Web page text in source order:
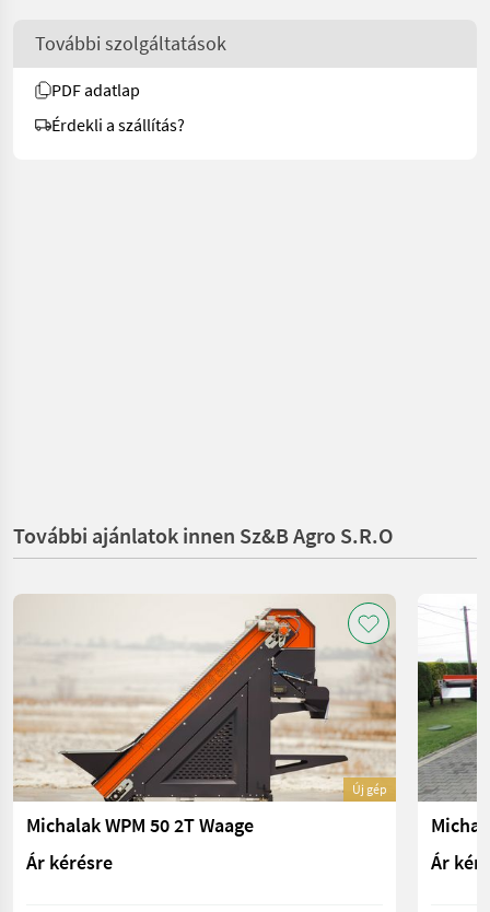
További szolgáltatások
PDF adatlap
Érdekli a szállítás?
További ajánlatok innen Sz&B Agro S.R.O
Új gép
Michalak WPM 50 2T Waage
Ár kérésre
Ár